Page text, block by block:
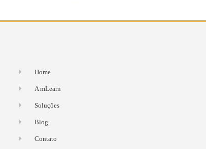
Home
A mLearn
Soluções
Blog
Contato